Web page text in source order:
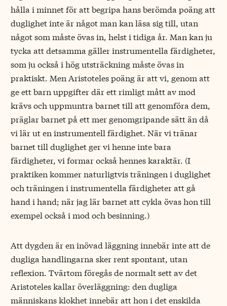
hålla i minnet för att begripa hans berömda poäng att
duglighet inte är något man kan läsa sig till, utan
något som måste övas in, helst i tidiga år. Man kan ju
tycka att detsamma gäller instrumentella färdigheter,
som ju också i hög utsträckning måste övas in
praktiskt. Men Aristoteles poäng är att vi, genom att
ge ett barn uppgifter där ett rimligt mått av mod
krävs och uppmuntra barnet till att genomföra dem,
präglar barnet på ett mer genomgripande sätt än då
vi lär ut en instrumentell färdighet. När vi tränar
barnet till duglighet ger vi henne inte bara
färdigheter, vi formar också hennes karaktär. (I
praktiken kommer naturligtvis träningen i duglighet
och träningen i instrumentella färdigheter att gå
hand i hand; när jag lär barnet att cykla övas hon till
exempel också i mod och besinning.)
Att dygden är en inövad läggning innebär inte att de
dugliga handlingarna sker rent spontant, utan
reflexion. Tvärtom föregås de normalt sett av det
Aristoteles kallar överläggning: den dugliga
människans klokhet innebär att hon i det enskilda